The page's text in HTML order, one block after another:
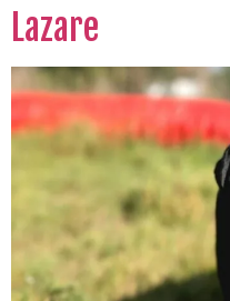
Lazare